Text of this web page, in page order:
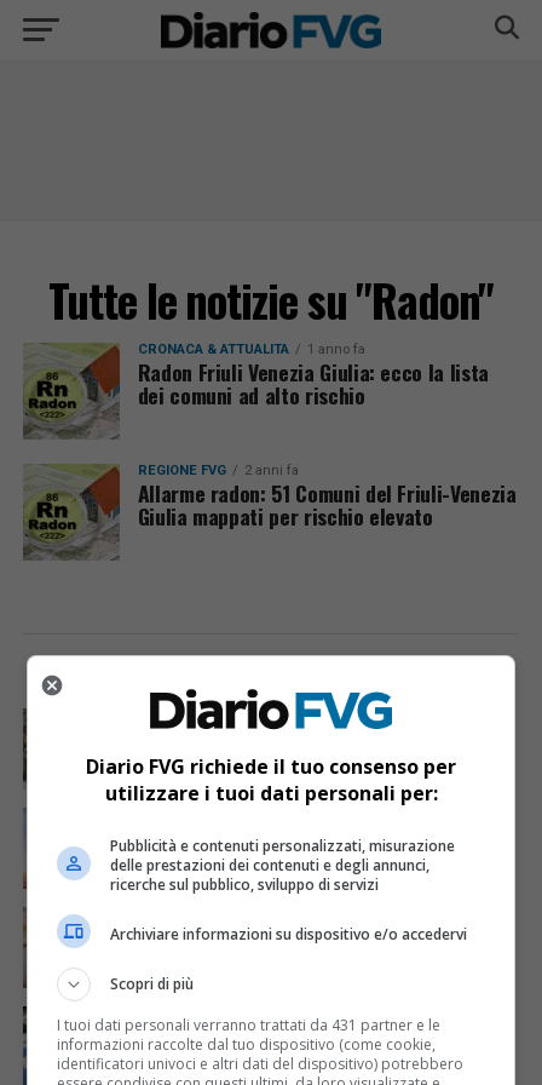
Tutte le notizie su "Radon"
CRONACA & ATTUALITÀ 1 anno fa
Radon Friuli Venezia Giulia: ecco la lista
dei comuni ad alto rischio
REGIONE FVG 2 anni fa
Allarme radon: 51 Comuni del Friuli-Venezia
Giulia mappati per rischio elevato
CRONACA & ATTUALITÀ 4 giorni fa
Acqua da usare con cautela nell’Udinese: ecco tutte
le frazioni sotto osservazione
Bollette più leggere nei condomini, nuovo bando FVG
per l’efficientamento energetico
Mattia Ranghetti muore a 29 anni dopo la
Arrivano 142 nuovi poliziotti in Friuli-Venezia Giulia:
61 saranno assegnati a Trieste
Diario FVG richiede il tuo consenso per
utilizzare i tuoi dati personali per:
Pubblicità e contenuti personalizzati, misurazione
delle prestazioni dei contenuti e degli annunci,
ricerche sul pubblico, sviluppo di servizi
Archiviare informazioni su dispositivo e/o accedervi
Scopri di più
I tuoi dati personali verranno trattati da 431 partner e le
informazioni raccolte dal tuo dispositivo (come cookie,
identificatori univoci e altri dati del dispositivo) potrebbero